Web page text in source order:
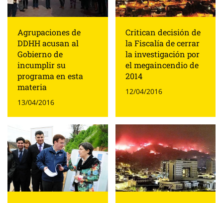
Agrupaciones de
DDHH acusan al
Gobierno de
incumplir su
programa en esta
materia
13/04/2016
Critican decisión de
la Fiscalía de cerrar
la investigación por
el megaincendio de
2014
12/04/2016